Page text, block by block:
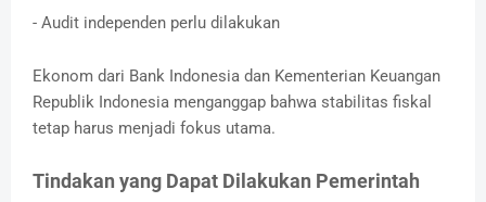
- Audit independen perlu dilakukan
Ekonom dari Bank Indonesia dan Kementerian Keuangan
Republik Indonesia menganggap bahwa stabilitas fiskal
tetap harus menjadi fokus utama.
Tindakan yang Dapat Dilakukan Pemerintah